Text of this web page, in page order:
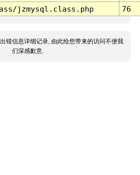
jzmysql.class.php 76
错信息详细记录, 由此给您带来的访问不便我
们深感歉意.